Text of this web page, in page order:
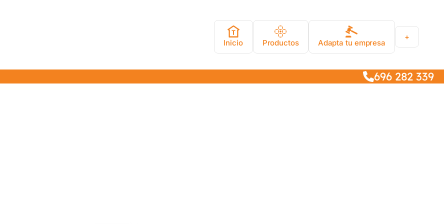
Inicio Productos Adapta tu empresa
+
696 282 339